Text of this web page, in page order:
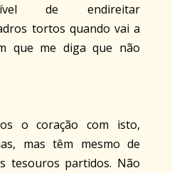
de endireitar
tortos quando vai a
que me diga que não
o coração com isto,
mas têm mesmo de
tesouros partidos. Não